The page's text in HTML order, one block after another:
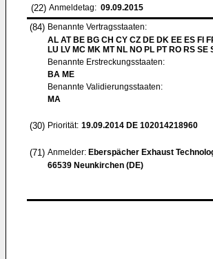
(22) Anmeldetag: 09.09.2015
(84) Benannte Vertragsstaaten:
AL AT BE BG CH CY CZ DE DK EE ES FI
LU LV MC MK MT NL NO PL PT RO RS SE
Benannte Erstreckungsstaaten:
BA ME
Benannte Validierungsstaaten:
MA
(30) Priorität: 19.09.2014 DE 102014218960
(71) Anmelder: Eberspächer Exhaust
66539 Neunkirchen (DE)